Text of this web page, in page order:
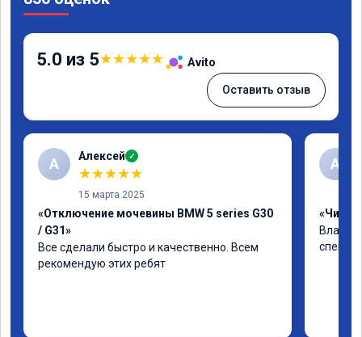
5.0 из 5★★★★★ Avito
Оставить отзыв
А Алексей ✓
★★★★★
15 марта 2025
«Отключение мочевины BMW 5 series G30
/ G31»
Все сделали быстро и качественно. Всем
рекомендую этих ребят
А
«Чип